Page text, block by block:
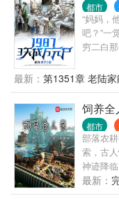
都市
“妈妈，
吧？”一
穷二白
大眼睛
最新： 第1351章 老陆家
饲养全
都市
部落农
索，古
神迹降
的身影
在这样
最新：